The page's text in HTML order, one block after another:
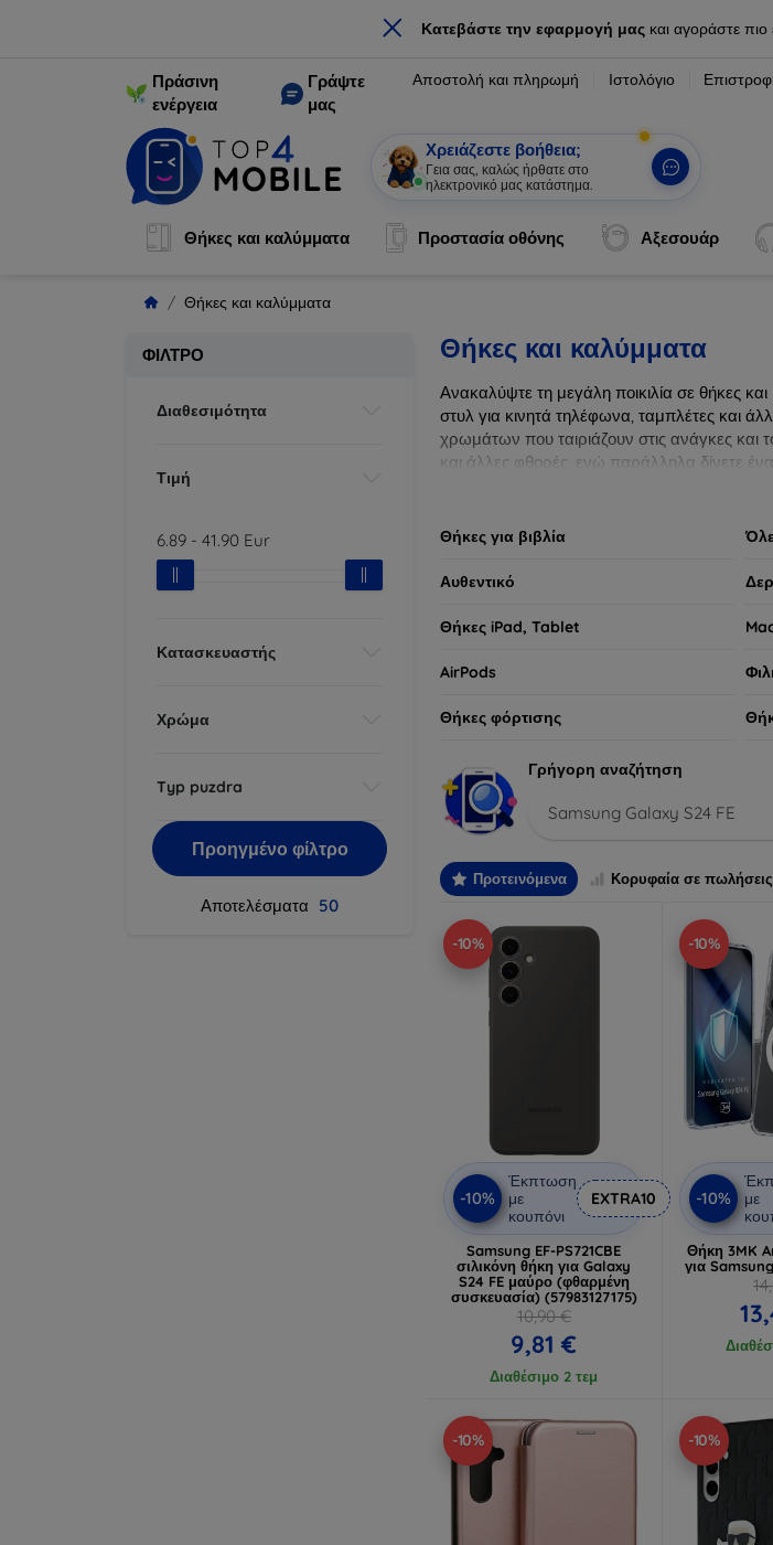
× Κατεβάστε την εφαρμογή μαςκαι αγοράστε πιο
Πράσινη
ενέργεια
Γράψτε
μας
Αποστολή και πληρωμή Ιστολόγιο
Χρειάζεστε βοήθεια;
Γεια σας, καλώς ήρθατε στο
ηλεκτρονικό μας κατάστημα.
Θήκες και καλύμματα Προστασία οθόνης Αξεσουάρ
Θήκες και καλύμματα
ΦΊΛΤΡΟ
Διαθεσιμότητα
Τιμή
6.89 - 41.90 Eur
Κατασκευαστής
Χρώμα
Typ puzdra
Προηγμένο φίλτρο
Αποτελέσματα 50
Θήκες και καλύμματα
Ανακαλύψτε τη μεγάλη ποικιλία σε θήκες
στυλ για κινητά τηλέφωνα, ταμπλέτες και
χρωμάτων που ταιριάζουν στις ανάγκες και
και άλλες φθορές, ενώ παράλληλα δίνετε
Θήκες για βιβλία
Αυθεντικό
Θήκες iPad, Tablet
AirPods
Θήκες φόρτισης
Γρήγορη αναζήτηση
Samsung Galaxy S24 FE
Προτεινόμενα Κορυφαία σε πωλήσεις
-10%
-10%
Έκπτωση
με
κουπόνι
EXTRA10
Samsung EF-PS721CBE
σιλικόνη θήκη για Galaxy
S24 FE μαύρο (φθαρμένη
συσκευασία) (57983127175)
10,90 €
9,81 €
Διαθέσιμο 2 τεμ
-10%
-10%
με
Θήκη 3MK
για
-10% -10%